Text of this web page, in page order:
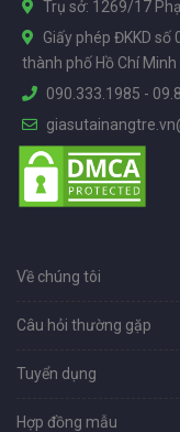
Trụ sở: 1269/17
Giấy phép ĐKKD
thành phố Hồ Chí Minh
090.333.1985 -
Về chúng tôi
Câu hỏi thường gặp
Tuyển dụng
Hợp đồng mẫu